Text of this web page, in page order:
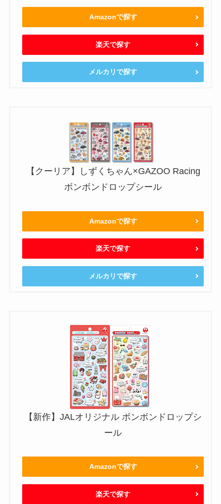
Amazonで探す
楽天で探す
メルカリで探す
【クーリア】しずくちゃん×GAZOO Racing
ボンボンドロップシール
Amazonで探す
楽天で探す
メルカリで探す
【新作】JALオリジナル ボンボンドロップシ
ール
Amazonで探す
楽天で探す